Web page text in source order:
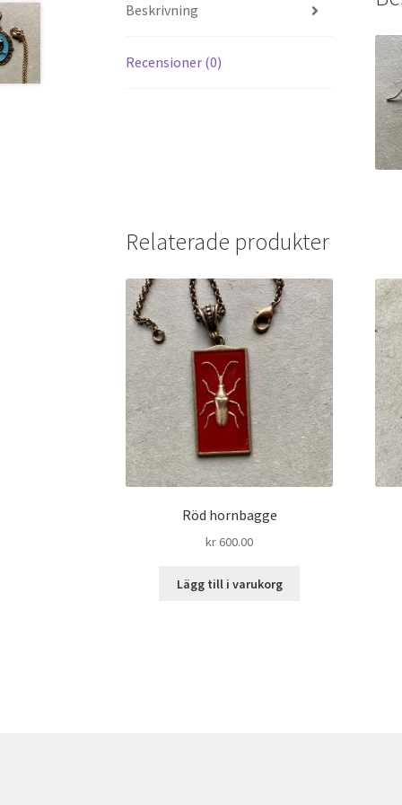
Beskrivning
Recensioner (0)
Relaterade produkter
Röd hornbagge
kr 600.00
Lägg till i varukorg